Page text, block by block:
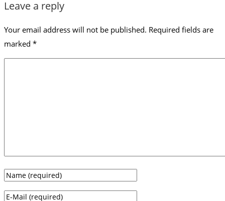
Leave a reply
Your email address will not be published. Required fields are
marked *